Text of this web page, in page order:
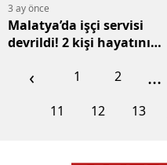
3 ay önce
Malatya’da işçi servisi
devrildi! 2 kişi hayatını
‹ 1 2 ...
11
12 13